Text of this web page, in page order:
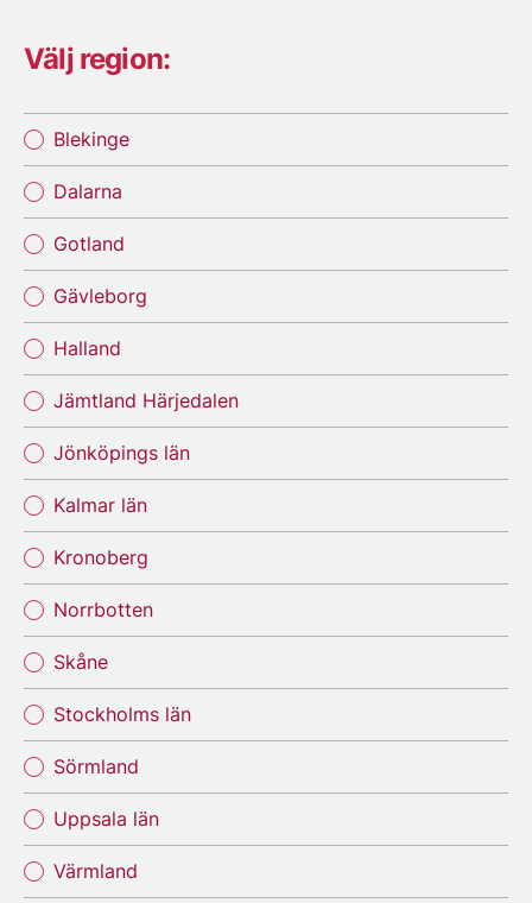
Välj region:
Blekinge
Dalarna
Gotland
Gävleborg
Halland
Jämtland Härjedalen
Jönköpings län
Kalmar län
Kronoberg
Norrbotten
Skåne
Stockholms län
Sörmland
Uppsala län
Värmland